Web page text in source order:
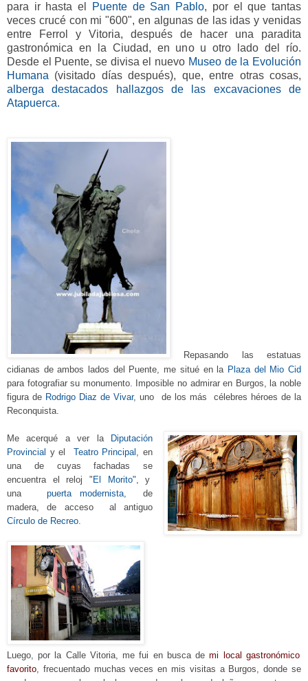
para ir hasta el
Puente de San Pablo, por el que tantas
veces crucé con mi "600", en algunas de las idas y venidas
entre Ferrol y Vitoria, después de hacer una paradita
gastronómica en la Ciudad, en uno u otro lado del río.
Desde el Puente, se divisa el nuevo Museo de la Evolución
Humana (visitado días después), que, entre otras cosas,
alberga destacados hallazgos de las excavaciones de
Atapuerca.
Repasando lasestatuas
cidianas de ambos lados del Puente, me situé en la Plaza del Mio Cid
para fotografiar su monumento. Imposible no admirar en Burgos, la noble
figura de Rodrigo Diaz de Vivar, uno de los más célebres héroes de la
Reconquista.
Me acerqué a ver la
Diputación
Provincial y el Teatro Principal , en
una de cuyas fachadasse
encuentra el reloj " El Morito", y
una
puerta modernista, de
madera, de accesoal antiguo
Círculo de Recreo.
Luego, por la Calle Vitoria, me fui en busca demi local gastronómico
favorito, frecuentado muchas veces en mis visitas a Burgos, donde se